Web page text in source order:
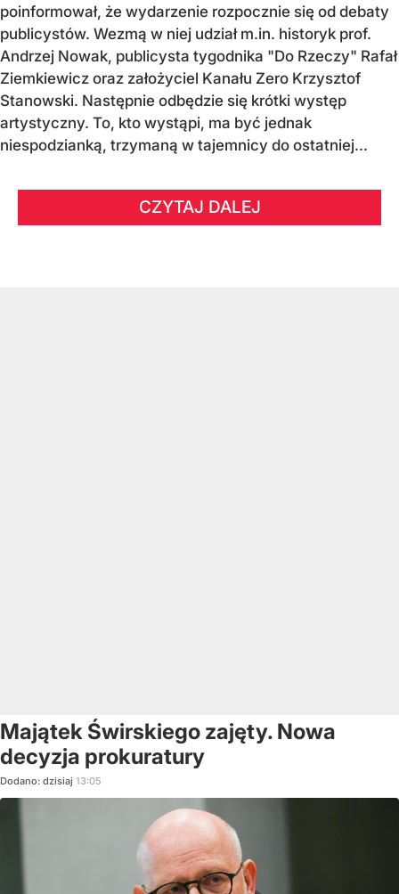
poinformował, że wydarzenie rozpocznie się od debaty
publicystów. Wezmą w niej udział m.in. historyk prof.
Andrzej Nowak, publicysta tygodnika "Do Rzeczy" Rafał
Ziemkiewicz oraz założyciel Kanału Zero Krzysztof
Stanowski. Następnie odbędzie się krótki występ
artystyczny. To, kto wystąpi, ma być jednak
niespodzianką, trzymaną w tajemnicy do ostatniej...
CZYTAJ DALEJ
Majątek Świrskiego zajęty. Nowa
decyzja prokuratury
Dodano: dzisiaj 13:05